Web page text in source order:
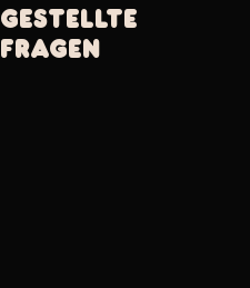
gestellte
Fragen